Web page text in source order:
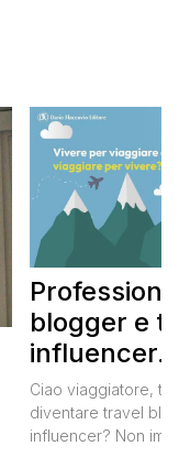
blogger e
influencer.
tua
in un lavoro
Ciao viaggiatore, ti
diventare travel
influencer? Non